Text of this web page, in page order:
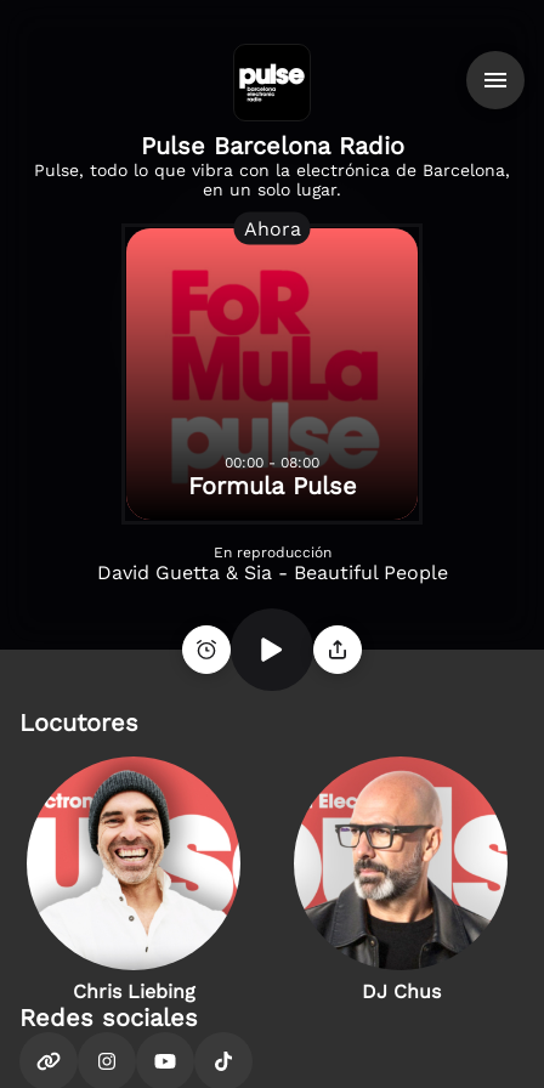
Pulse Barcelona Radio
Pulse, todo lo que vibra con la electrónica de Barcelona,
en un solo lugar.
Ahora
00:00 - 08:00
Formula Pulse
En reproducción
David Guetta & Sia - Beautiful People
Locutores
Chris Liebing DJ Chus
Redes sociales